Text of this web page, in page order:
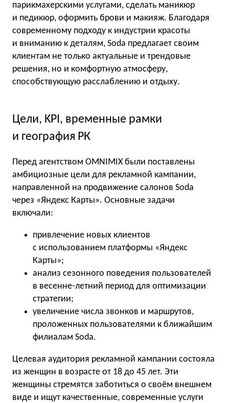
парикмахерскими услугами, сделать маникюр
и педикюр, оформить брови и макияж. Благодаря
современному подходу к индустрии красоты
и вниманию к деталям, Soda предлагает своим
клиентам не только актуальные и трендовые
решения, но и комфортную атмосферу,
способствующую расслаблению и отдыху.
Цели, KPI, временные рамки
и география РК
Перед агентством OMNIMIX были поставлены
амбициозные цели для рекламной кампании,
направленной на продвижение салонов Soda
через «Яндекс Карты». Основные задачи
включали:
привлечение новых клиентов
с использованием платформы «Яндекс
Карты»;
анализ сезонного поведения пользователей
в весенне-летний период для оптимизации
стратегии;
увеличение числа звонков и маршрутов,
проложенных пользователями к ближайшим
филиалам Soda.
Целевая аудитория рекламной кампании состояла
из женщин в возрасте от 18 до 45 лет. Эти
женщины стремятся заботиться о своём внешнем
виде и ищут качественные, современные услуги